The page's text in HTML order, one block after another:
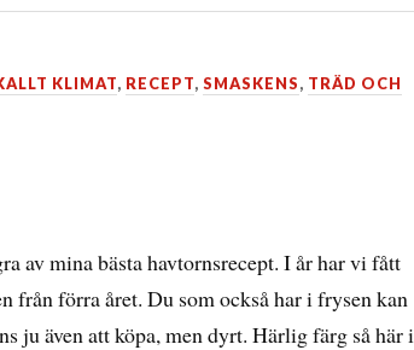
KLIMAT, RECEPT, SMASKENS, TRÄD OCH
av mina bästa havtornsrecept. I år har vi fått
från förra året. Du som också har i frysen kan
ju även att köpa, men dyrt. Härlig färg så här i